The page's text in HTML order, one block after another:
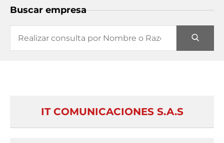
Buscar empresa
IT COMUNICACIONES S.A.S